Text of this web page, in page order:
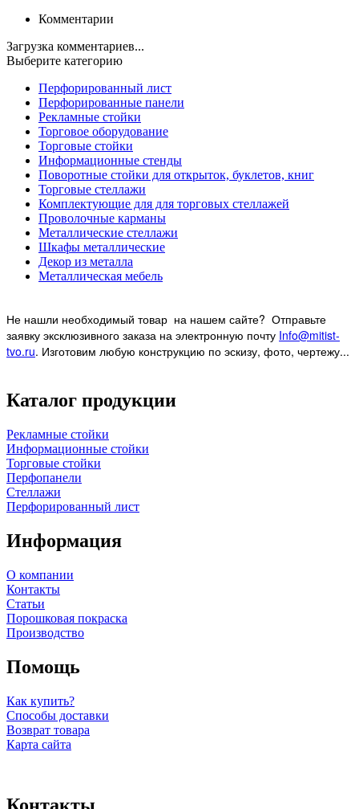
Комментарии
Загрузка комментариев...
Выберите категорию
Перфорированный лист
Перфорированные панели
Рекламные стойки
Торговое оборудование
Торговые стойки
Информационные стенды
Поворотные стойки для открыток, буклетов, книг
Торговые стеллажи
Комплектующие для для торговых стеллажей
Проволочные карманы
Металлические стеллажи
Шкафы металлические
Декор из металла
Металлическая мебель
Не нашли необходимый товар на нашем сайте? Отправьте
заявку эксклюзивного заказа на электронную почту Info@mitist-
tvo.ru. Изготовим любую конструкцию по эскизу, фото, чертежу...
Каталог продукции
Рекламные стойки
Информационные стойки
Торговые стойки
Перфопанели
Стеллажи
Перфорированный лист
Информация
О компании
Контакты
Статьи
Порошковая покраска
Производство
Помощь
Как купить?
Способы доставки
Возврат товара
Карта сайта